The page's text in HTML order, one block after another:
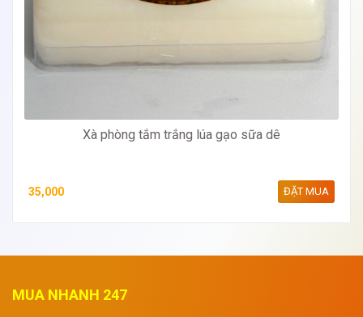
Xà phòng tắm trắng lúa gạo sữa dê
35,000 ĐẶT MUA
MUA NHANH 247